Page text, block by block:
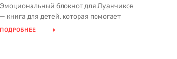
Эмоциональный блокнот для Луанчиков
— книга для детей, которая помогает
лучше понимать свои эмоции, ...
ПОДРОБНЕЕ